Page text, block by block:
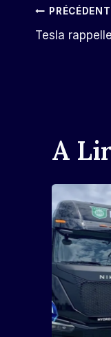
PRÉCÉDENT
Tesla
A